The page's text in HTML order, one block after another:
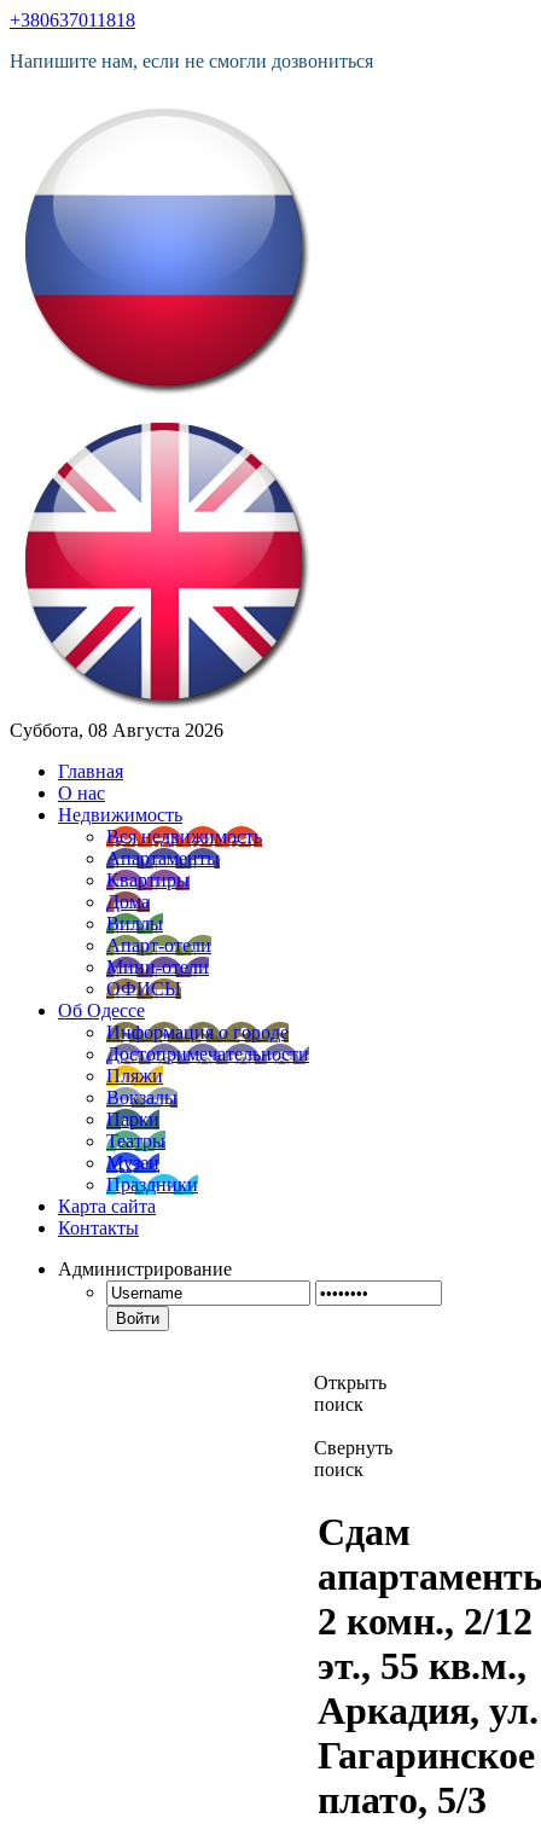
+380637011818
Напишите нам, если не смогли дозвониться
Суббота, 08 Августа 2026
Главная
О нас
Недвижимость
Вся недвижимость
Апартаменты
Квартиры
Дома
Виллы
Апарт-отели
Мини-отели
ОФИСЫ
Об Одессе
Информация о городе
Достопримечательности
Пляжи
Вокзалы
Парки
Театры
Музеи
Праздники
Карта сайта
Контакты
Администрирование
Войти
Открыть
поиск
Свернуть
поиск
Сдам
2 комн., 2/12
эт., 55 кв.м.,
Аркадия, ул.
Гагаринское
плато, 5/3